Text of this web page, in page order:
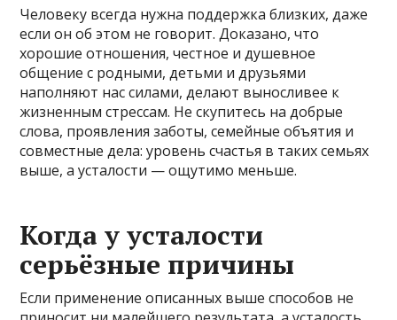
Человеку всегда нужна поддержка близких, даже
если он об этом не говорит. Доказано, что
хорошие отношения, честное и душевное
общение с родными, детьми и друзьями
наполняют нас силами, делают выносливее к
жизненным стрессам. Не скупитесь на добрые
слова, проявления заботы, семейные объятия и
совместные дела: уровень счастья в таких семьях
выше, а усталости — ощутимо меньше.
Когда у усталости
серьёзные причины
Если применение описанных выше способов не